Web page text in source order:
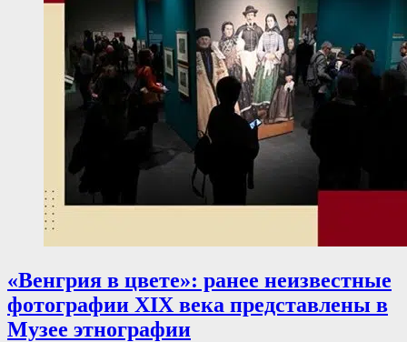
«Венгрия в цвете»: ранее неизвестные
фотографии XIX века представлены в
Музее этнографии